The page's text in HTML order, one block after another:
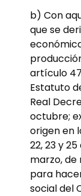
b) Con
que se
artículo
Estatuto
Real
octubre;
origen en
22, 23 y
marzo,
para
social del